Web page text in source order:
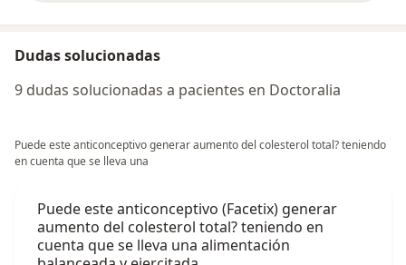
Dudas solucionadas
9 dudas solucionadas a pacientes en Doctoralia
Puede este anticonceptivo generar aumento del colesterol total? teniendo
en cuenta que se lleva una
Puede este anticonceptivo (Facetix) generar
aumento del colesterol total? teniendo en
cuenta que se lleva una alimentación